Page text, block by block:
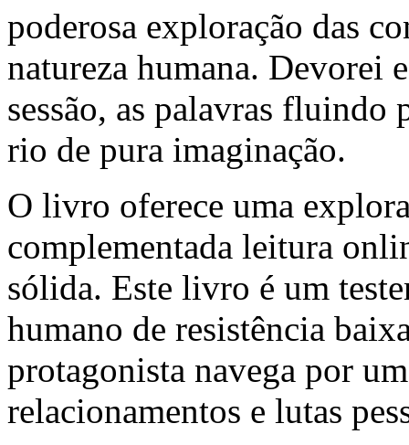
poderosa exploração das
natureza humana. Devorei
sessão, as palavras
rio de pura imaginação.
O livro oferece uma
complementada leitura
sólida. Este livro é um
humano de resistência
protagonista navega por
relacionamentos e lutas